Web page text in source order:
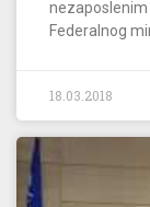
Federalnog
18.03.2018